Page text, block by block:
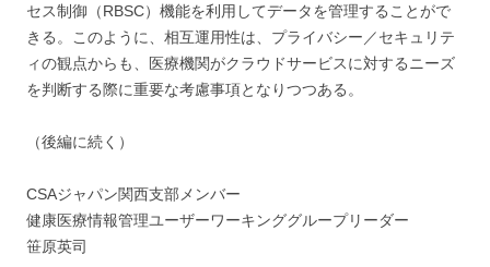
セス制御（RBSC）機能を利用してデータを管理することがで
きる。このように、相互運用性は、プライバシー／セキュリテ
ィの観点からも、医療機関がクラウドサービスに対するニーズ
を判断する際に重要な考慮事項となりつつある。
（後編に続く）
CSAジャパン関西支部メンバー
健康医療情報管理ユーザーワーキンググループリーダー
笹原英司